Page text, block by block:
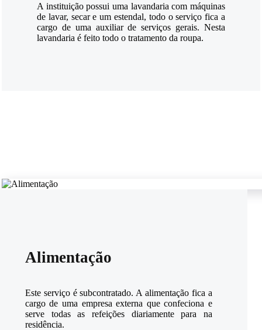
A instituição possui uma lavandaria com máquinas
de lavar, secar e um estendal, todo o serviço fica a
cargo de uma auxiliar de serviços gerais. Nesta
lavandaria é feito todo o tratamento da roupa.
Alimentação
Este serviço é subcontratado. A alimentação fica a
cargo de uma empresa externa que confeciona e
serve todas as refeições diariamente para na
residência.